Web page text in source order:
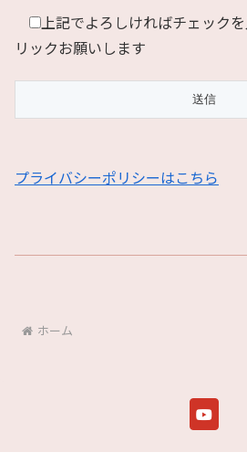
上記でよろしければチェック
リックお願いします
プライバシーポリシーはこちら
ホーム